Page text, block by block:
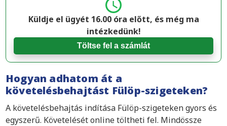
Küldje el ügyét 16.00 óra előtt, és még ma
intézkedünk!
Töltse fel a számlát
Hogyan adhatom át a
követelésbehajtást Fülöp-szigeteken?
A követelésbehajtás indítása Fülöp-szigeteken gyors és
egyszerű. Követelését online töltheti fel. Mindössze